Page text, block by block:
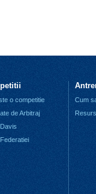
o competitie
de Arbitraj
Cum